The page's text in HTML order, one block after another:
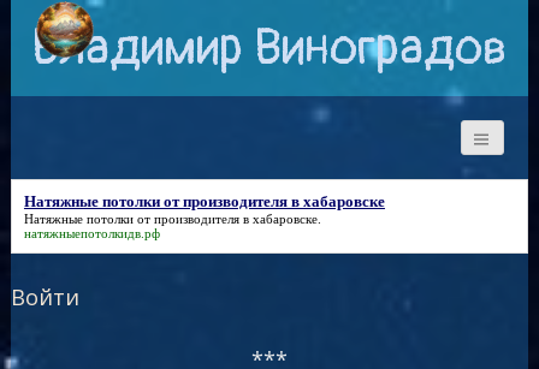
Владимир Виноградов
Натяжные потолки от производителя в хабаровске
Натяжные потолки от производителя в хабаровске.
натяжныепотолкидв.рф
Войти
***